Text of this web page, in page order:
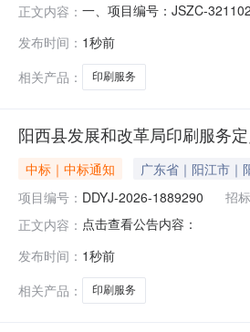
正文内容： 一、项目编号：JSZC-
项目地点：京口区人大评审
发布时间： 1秒前
相关产品：
印刷服务
阳西县发展和改革局印刷服务
中标｜中标通知 广东省｜阳江市｜
项目编号： DDYJ-2026-1889290 招
正文内容： 点击查看公告内容：
发布时间： 1秒前
相关产品：
印刷服务